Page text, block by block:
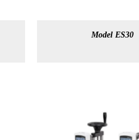
Model ES30